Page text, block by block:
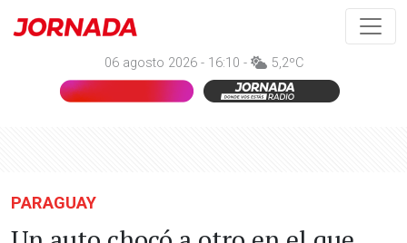
06 agosto 2026 - 16:10 - 5,2ºC
PARAGUAY